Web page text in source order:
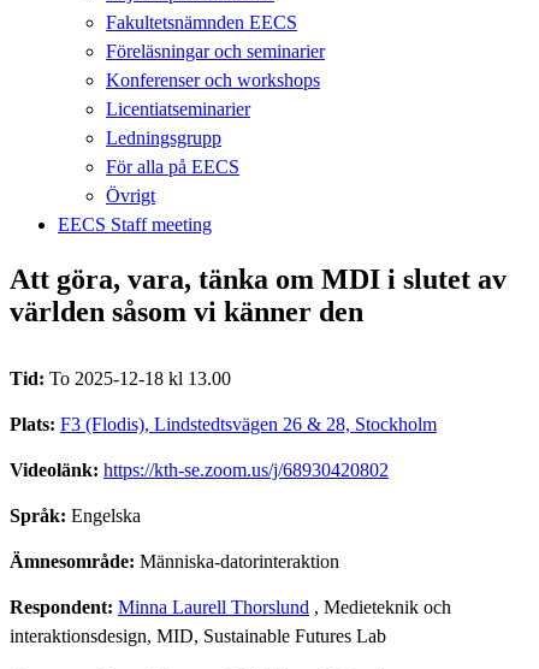
Fakultetsnämnden EECS
Föreläsningar och seminarier
Konferenser och workshops
Licentiatseminarier
Ledningsgrupp
För alla på EECS
Övrigt
EECS Staff meeting
Att göra, vara, tänka om MDI i slutet av
världen såsom vi känner den
Tid: To 2025-12-18 kl 13.00
Plats: F3 (Flodis), Lindstedtsvägen 26 & 28, Stockholm
Videolänk: https://kth-se.zoom.us/j/68930420802
Språk: Engelska
Ämnesområde: Människa-datorinteraktion
Respondent: Minna Laurell Thorslund , Medieteknik och
interaktionsdesign, MID, Sustainable Futures Lab